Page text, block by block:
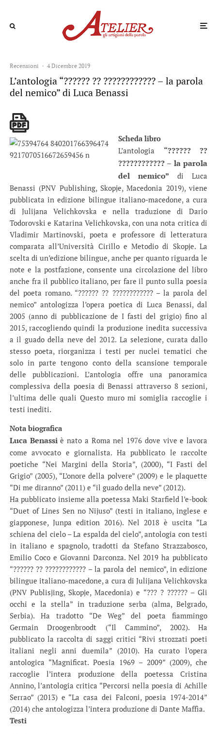
Recensioni · 4 Dicembre 2019
L’antologia “?????? ?? ???????????? – la parola
del nemico” di Luca Benassi
Scheda libro
L’antologia “?????? ??
???????????? – la parola
del nemico” di Luca
Benassi (PNV Publishing, Skopje, Macedonia 2019), viene
pubblicata in edizione bilingue italiano-macedone, a cura
di Julijana Velichkovska e nella traduzione di Dario
Todorovski e Katarina Velichkovska, con una nota critica di
Vladimir Martinovski, poeta e professore di letteratura
comparata all’Università Cirillo e Metodio di Skopje. La
scelta di un’edizione bilingue, anche per quanto riguarda le
note e la postfazione, consente una circolazione del libro
anche fra il pubblico italiano, per fare il punto sulla poesia
del poeta romano. “?????? ?? ???????????? – la parola del
nemico” antologizza l’opera poetica di Luca Benassi, dal
2005 (anno di pubblicazione de I fasti del grigio) fino al
2015, raccogliendo quindi la produzione inedita successiva
a il guado della neve del 2012. La selezione, curata dallo
stesso poeta, riorganizza i testi per nuclei tematici che
solo in parte tengono conto della scansione temporale
delle pubblicazioni. L’antologia offre una panoramica
complessiva della poesia di Benassi attraverso 8 sezioni,
l’ultima delle quali Questo muro mi somiglia raccoglie i
testi inediti.
Nota biografica
Luca Benassi è nato a Roma nel 1976 dove vive e lavora
come avvocato e giornalista. Ha pubblicato le raccolte
poetiche “Nei Margini della Storia”, (2000), “I Fasti del
Grigio” (2005), “L’onore della polvere” (2009) e le plaquette
“Di me diranno” (2011) e “il guado della neve” (2012).
Ha pubblicato insieme alla poetessa Maki Starfield l’e-book
“Duet of Lines Sen no Nijuso” (testi in italiano, inglese e
giapponese, Junpa edition 2016). Nel 2018 è uscita “La
schiena del cielo – La espalda del cielo”, antologia con testi
in italiano e spagnolo, tradotti da Stefano Strazzabosco,
Emilio Coco e Giovanni Darconza. Nel 2019 ha pubblicato
“?????? ?? ???????????? – la parola del nemico”, in edizione
bilingue italiano-macedone, a cura di Julijana Velichkovska
(PNV Publisjing, Skopje, Macedonia) e “??? ? ?????? – Gli
occhi e la stella” in traduzione serba (alma, Belgrado,
Serbia). Ha tradotto “De Weg” del poeta fiammingo
Germain Droogenbroodt (“Il Cammino”, 2002). Ha
pubblicato la raccolta di saggi critici “Rivi strozzati poeti
italiani negli anni duemila” (2010). Ha curato l’opera
antologica “Magnificat. Poesia 1969 – 2009” (2009), che
raccoglie l’intera produzione della poetessa Cristina
Annino, l’antologia critica “Percorsi nella poesia di Achille
Serrao” (2013) e “La casa dei Falconi, poesia 1974-2014”
(2014) che antologizza l’intera produzione di Dante Maffìa.
Testi